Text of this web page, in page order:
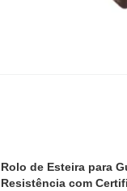
Rolo de Esteira para
Resistência com